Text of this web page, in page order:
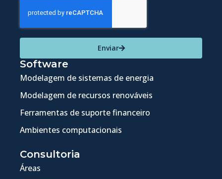
Enviar
Software
Modelagem de sistemas de energia
Modelagem de recursos renováveis
Ferramentas de suporte financeiro
Ambientes computacionais
Consultoria
Áreas